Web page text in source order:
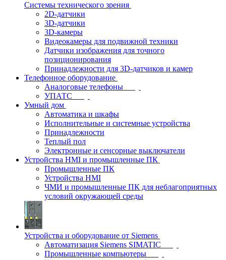
Системы технического зрения
2D-датчики
3D-датчики
3D-камеры
Видеокамеры для подвижной техники
Датчики изображения для точного
позиционирования
Принадлежности для 3D-датчиков и камер
Телефонное оборудование
Аналоговые телефоны
УПАТС
Умный дом
Автоматика и шкафы
Исполнительные и системные устройства
Принадлежности
Теплый пол
Электронные и сенсорные выключатели
Устройства HMI и промышленные ПК
Промышленные ПК
Устройства HMI
ЧМИ и промышленные ПК для неблагоприятных
условий окружающей среды
Устройства и оборудование от Siemens
Автоматизация Siemens SIMATIC
Промышленные компьютеры